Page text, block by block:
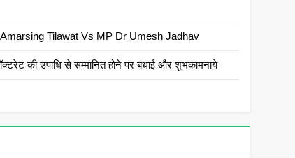
Amarsing Tilawat Vs MP Dr Umesh Jadhav
की उपाधि से सम्मानित होने पर बधाई और शुभकामनाये